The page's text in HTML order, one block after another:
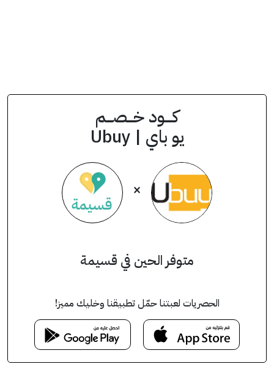
كــــود خـــصـــم
يو باي | Ubuy
×
متوفر الحين في قسيمة
الحصريات لعبتنا حمّل تطبيقنا وخليك مميز!